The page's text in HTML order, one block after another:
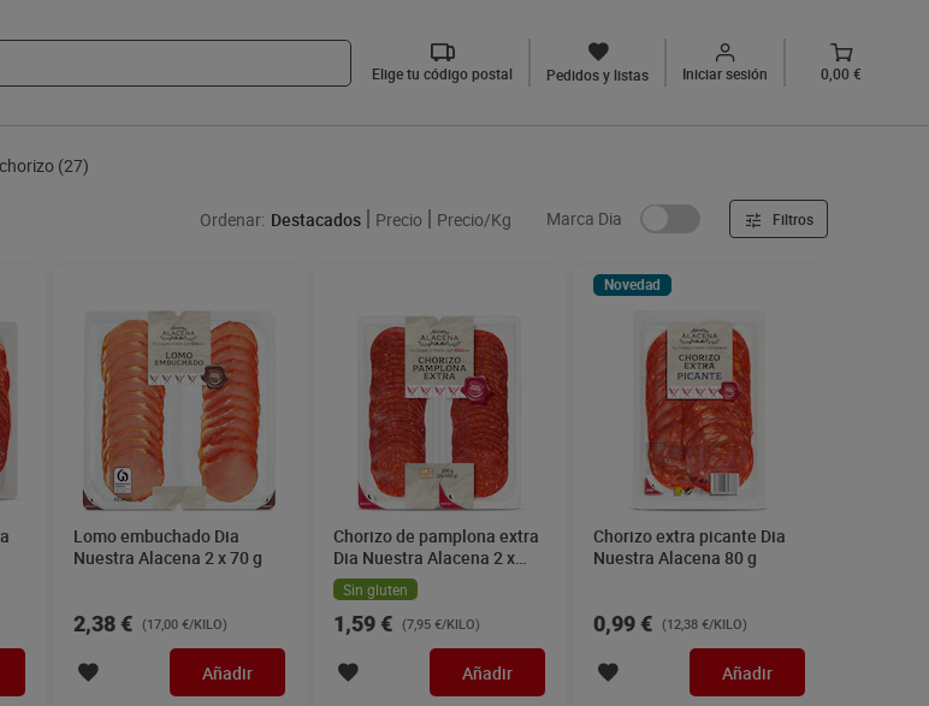
Elige tu código postal Pedidos y listas Iniciar sesión 0,00 €
(27)
Ordenar: Destacados Precio Precio/Kg Marca Dia Filtros
Lomo embuchado Dia
Nuestra Alacena 2 x 70 g
2,38 € (17,00 €/KILO)
Añadir
Chorizo de pamplona extra
Dia Nuestra Alacena 2 x
100 g
Sin gluten
1,59 € (7,95 €/KILO)
Añadir
Novedad
Chorizo extra picante Dia
Nuestra Alacena 80 g
0,99 € (12,38 €/KILO)
Añadir